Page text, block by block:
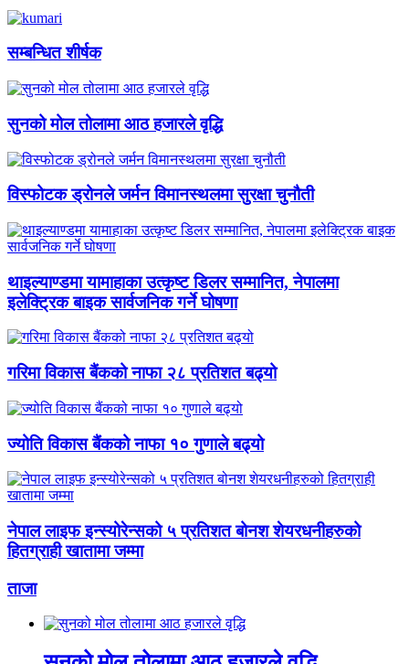
सम्बन्धित शीर्षक
सुनको मोल तोलामा आठ हजारले वृद्धि
विस्फोटक ड्रोनले जर्मन विमानस्थलमा सुरक्षा चुनौती
थाइल्याण्डमा यामाहाका उत्कृष्ट डिलर सम्मानित, नेपालमा
इलेक्ट्रिक बाइक सार्वजनिक गर्ने घोषणा
गरिमा विकास बैंकको नाफा २८ प्रतिशत बढ्यो
ज्योति विकास बैंकको नाफा १० गुणाले बढ्यो
नेपाल लाइफ इन्स्योरेन्सको ५ प्रतिशत बोनश शेयरधनीहरुको
हितग्राही खातामा जम्मा
ताजा